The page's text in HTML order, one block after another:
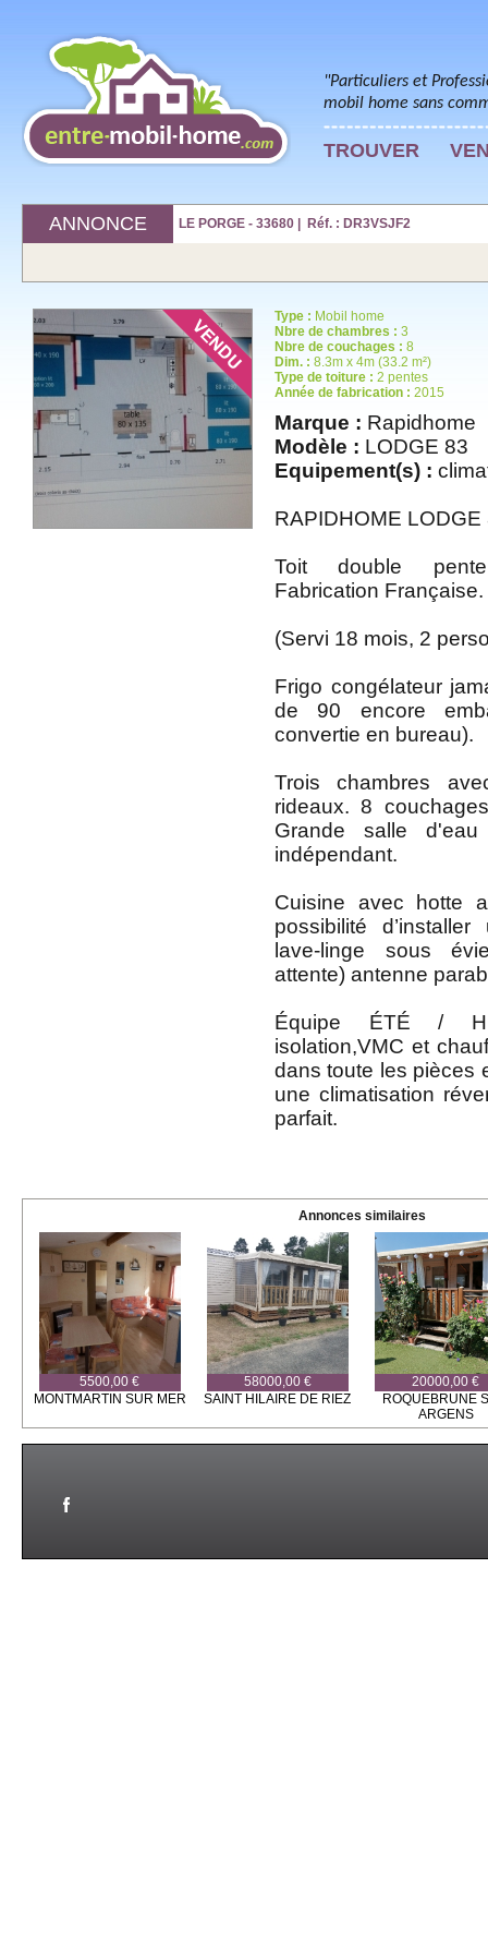
"Particuliers et
mobil home sans
TROUVER
ANNONCE LE PORGE - 33680 | Réf. : DR3VSJF2
Type : Mobil home
Nbre de chambres : 3
Nbre de couchages : 8
Dim. : 8.3m x 4m (33.2 m²)
Type de toiture : 2 pentes
Année de fabrication : 2015
Marque : Rapidhome
Modèle : LODGE 83
Equipement(s) :
RAPIDHOME LODGE
Toit double
Fabrication Française.
(Servi 18 mois, 2
Frigo congélateur
de 90 encore
convertie en bureau).
Trois chambres
rideaux. 8
Grande salle
indépendant.
Cuisine avec hotte
possibilité
lave-linge sous
attente) antenne
Équipe ÉTÉ /
isolation,VMC et
dans toute les pièces
une climatisation
parfait.
Annonces similaires
5500,00 €
MONTMARTIN SUR MER
58000,00 €
SAINT HILAIRE DE RIEZ
20000,00 €
ROQUEBRUNE
ARGENS